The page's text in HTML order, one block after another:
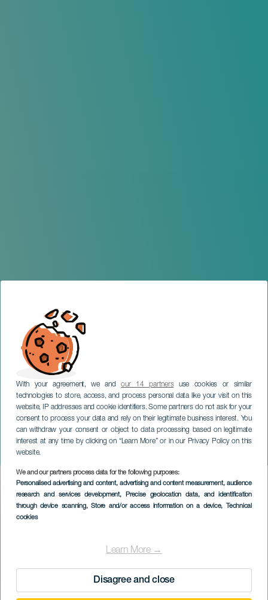
With your agreement, we andour 14 partnersuse cookies or similar
technologies to store, access, and process personal data like your visit on this
website, IP addresses and cookie identifiers. Some partners do not ask for your
consent to process your data and rely on their legitimate business interest. You
can withdraw your consent or object to data processing based on legitimate
interest at any time by clicking on “Learn More” or in our Privacy Policy on this
website.
We and our partners process data for the following purposes:
Personalised advertising and content, advertising and content measurement, audience
research and services development, Precise geolocation data, and identification
through device scanning, Store and/or access information on a device, Technical
cookies
Learn More →
Disagree and close
Alex Janssen Trio in
concerto
LANZAROTE
Imagen
Listado